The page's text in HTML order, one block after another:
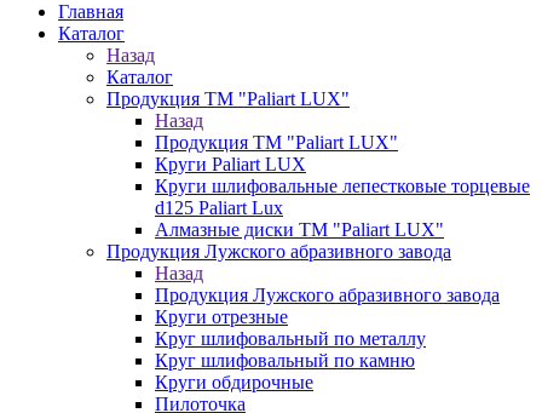
Главная
Каталог
Назад
Каталог
Продукция ТМ "Paliart LUX"
Назад
Продукция ТМ "Paliart LUX"
Круги Paliart LUX
Круги шлифовальные лепестковые торцевые
d125 Paliart Lux
Алмазные диски ТМ "Paliart LUX"
Продукция Лужского абразивного завода
Назад
Продукция Лужского абразивного завода
Круги отрезные
Круг шлифовальный по металлу
Круг шлифовальный по камню
Круги обдирочные
Пилоточка